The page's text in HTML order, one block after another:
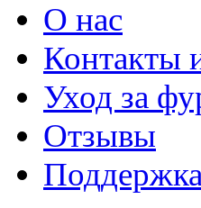
О нас
Контакты
Уход за
Отзывы
Поддержка